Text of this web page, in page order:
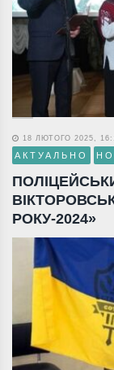
18 ЛЮТОГО 2025,
АКТУАЛЬНО
РОКУ-2024»